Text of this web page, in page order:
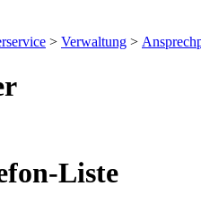
> Verwaltung >
Liste